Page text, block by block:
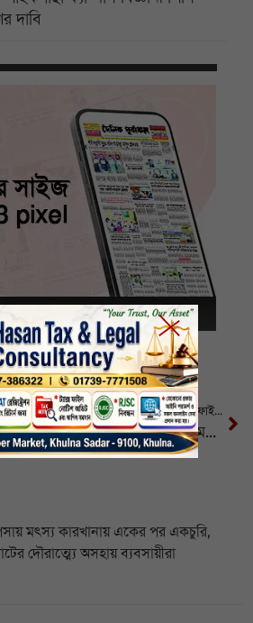
দাবি
বেনাপোলে স্বামী-স্ত্রীর মরদেহ উদ্ধার মোরেলগঞ্জে ফাইনাল খেলায় জ্যাম ফাইটার্স চ্যাম্পিয়ন
সুনামগঞ্জে আগুনে পুড়ে ঘুমন্ত কিশোরের মৃত্যু
মৎস্য কারখানায় একের পর একচুরি,
দৌরাত্ম্যে অসহায় ব্যবসায়ীরা